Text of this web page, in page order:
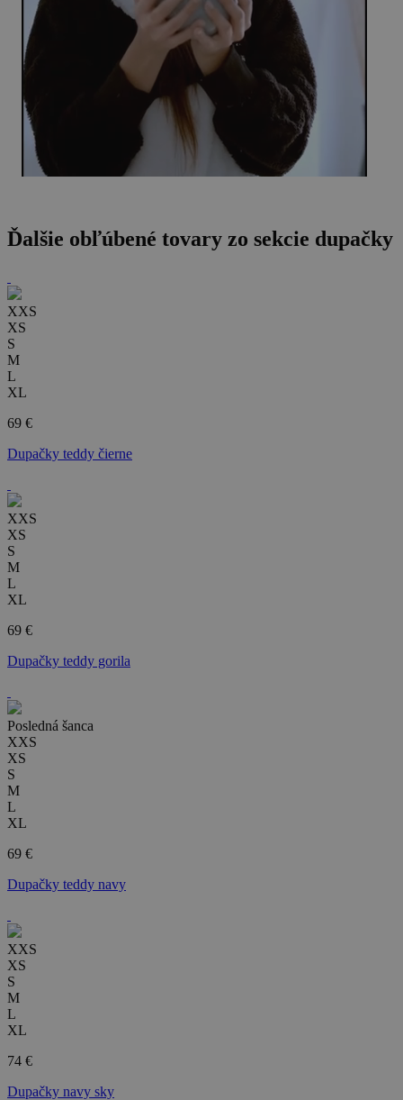
Ďalšie obľúbené tovary zo sekcie dupačky
XXS
XS
S
M
L
XL
69 €
Dupačky teddy čierne
XXS
XS
S
M
L
XL
69 €
Dupačky teddy gorila
Posledná šanca
XXS
XS
S
M
L
XL
69 €
Dupačky teddy navy
XXS
XS
S
M
L
XL
74 €
Dupačky navy sky